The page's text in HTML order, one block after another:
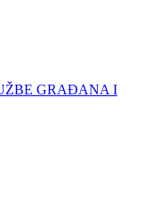
GRAĐANA I